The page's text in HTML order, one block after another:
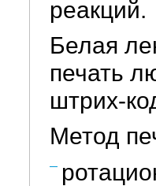
реакций.
Белая
печать
штрих-
Метод